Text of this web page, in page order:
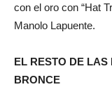
con el oro con “Hat
Manolo Lapuente.
EL RESTO DE
BRONCE